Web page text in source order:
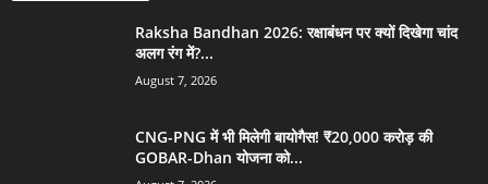
Raksha Bandhan 2026: रक्षाबंधन पर क्यों दिखेगा चांद
अलग रंग में?...
August 7, 2026
CNG-PNG में भी मिलेगी बायोगैस! ₹20,000 करोड़ की
GOBAR-Dhan योजना को...